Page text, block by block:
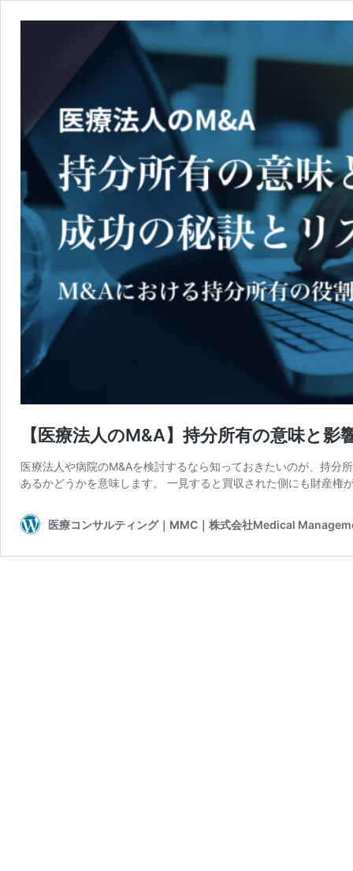
【医療法人のM&A】持分所有の意味と
医療法人や病院のM&Aを検討するなら知っておきたいのが、持分
あるかどうかを意味します。 一見すると買収された側にも財産
医療コンサルティング｜MMC｜株式会社Medical